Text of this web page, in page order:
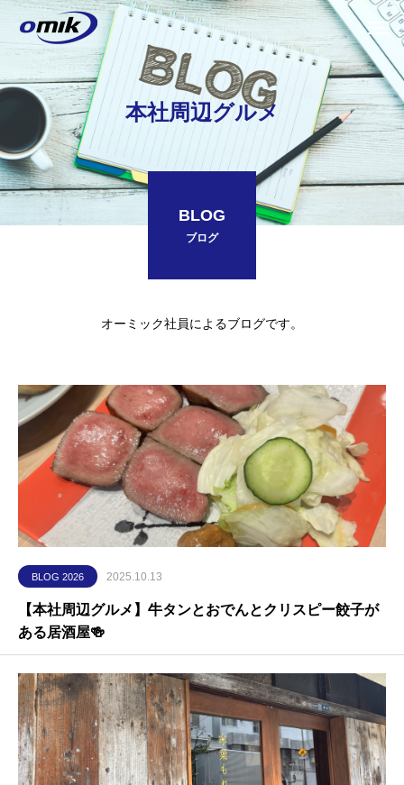
本社周辺グルメ
BLOG
ブログ
オーミック社員によるブログです。
BLOG 2026 2025.10.13
【本社周辺グルメ】牛タンとおでんとクリスピー餃子が
ある居酒屋🍻